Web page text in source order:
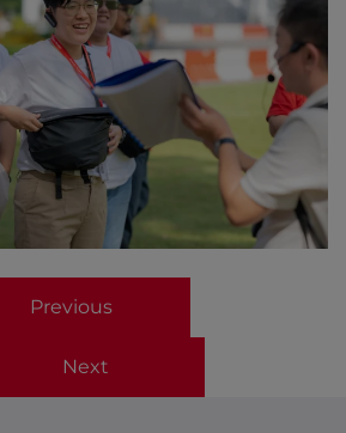
Previous
Next